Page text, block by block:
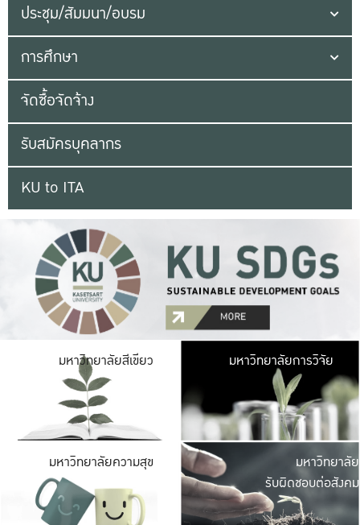
ประชุม/สัมมนา/อบรม
การศึกษา
จัดซื้อจัดจ้าง
รับสมัครบุคลากร
KU to ITA
มหาวิทยาลัยสีเขียว มหาวิ
มีพื้นที่เขียวสดใส
เป็นป่าในเมือง เกษต
มหาวิทยาลัยการวิจัย
มหาวิทยาลัยความสุข มหาวิ
ค
เปิดประ
และพบเรื่องราวใ
มหาวิทยาลัย
รับผิดชอบต่อสังคม